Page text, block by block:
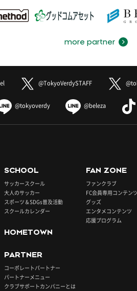
more partner
@TokyoVerdySTAFF
@tokyoverdy @beleza
SCHOOL
サッカースクール
大人のサッカー
スポーツ＆SDGs普及活動
スクールカレンダー
HOMETOWN
PARTNER
コーポレートパートナー
パートナーメニュー
クラブサポートカンパニーとは
FAN ZONE
ファンクラブ
FC会員専用コンテンツ
グッズ
エンタメコンテンツ
応援プログラム